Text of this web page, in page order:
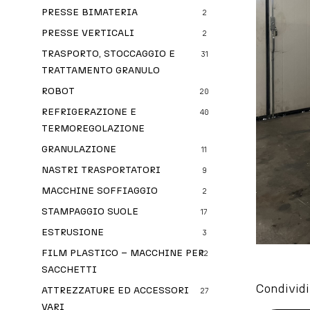
PRESSE BIMATERIA 2
PRESSE VERTICALI 2
TRASPORTO, STOCCAGGIO E
TRATTAMENTO GRANULO
31
ROBOT 20
REFRIGERAZIONE E
TERMOREGOLAZIONE
40
GRANULAZIONE 11
NASTRI TRASPORTATORI 9
MACCHINE SOFFIAGGIO 2
STAMPAGGIO SUOLE 17
ESTRUSIONE 3
FILM PLASTICO – MACCHINE PER
SACCHETTI
12
ATTREZZATURE ED ACCESSORI
VARI
27